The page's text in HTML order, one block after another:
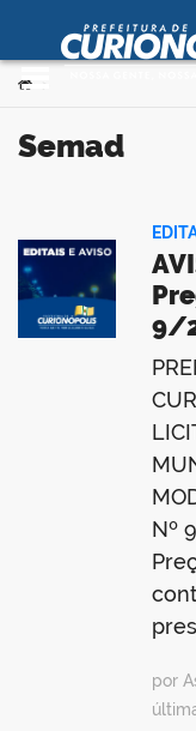
Ir para o conteúdo
portal
Você está aqui:
semad
9/
Nº
por